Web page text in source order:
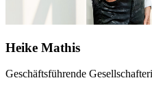
Heike Mathis
Geschäftsführende